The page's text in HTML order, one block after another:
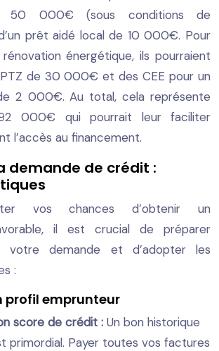
50 000€ (sous conditions de
prêt aidé local de 10 000€. Pour
énergétique, ils pourraient
de 30 000€ et des CEE pour un
2 000€. Au total, cela représente
000€ qui pourrait leur faciliter
l’accès au financement.
demande de crédit :
vos chances d’obtenir un
il est crucial de préparer
votre demande et d’adopter les
:
profil emprunteur
score de crédit : Un bon historique
primordial. Payer toutes vos factures